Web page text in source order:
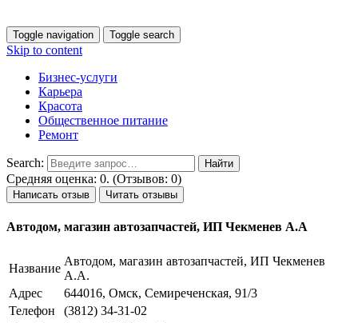
Toggle navigation Toggle search
Skip to content
Бизнес-услуги
Карьера
Красота
Общественное питание
Ремонт
Search:
Средняя оценка: 0. (Отзывов: 0)
Написать отзыв Читать отзывы
Автодом, магазин автозапчастей, ИП Чекменев А.А
Название
Автодом, магазин автозапчастей, ИП Чекменев
А.А.
Адрес
644016, Омск, Семиреченская, 91/3
Телефон
(3812) 34-31-02